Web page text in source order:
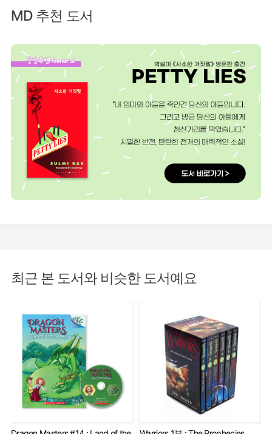
MD 추천 도서
최근 본 도서와 비슷한 도서예요